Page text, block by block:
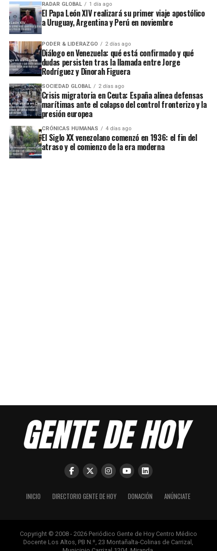
RADAR GLOBAL 1 día ago
El Papa León XIV realizará su primer viaje apostólico
a Uruguay, Argentina y Perú en noviembre
PODER & LIDERAZGO 2 días ago
Diálogo en Venezuela: qué está confirmado y qué
dudas persisten tras la llamada entre Jorge
Rodríguez y Dinorah Figuera
SOCIEDAD GLOBAL 2 días ago
Crisis migratoria en Ceuta: España alinea defensas
marítimas ante el colapso del control fronterizo y la
presión europea
CRÓNICAS HUMANAS 4 días ago
El Siglo XX venezolano comenzó en 1936: el fin del
atraso y el comienzo de la era moderna
INICIO DIRECTORIO GENTE DE HOY DONACIÓN ANÚNCIATE
Copyright © 2008 - 2026 Periódico Gente de Hoy Centro Médico
Docente Los Altos, PB N.º, 23 Montañalta-Colinas de Carrizal,